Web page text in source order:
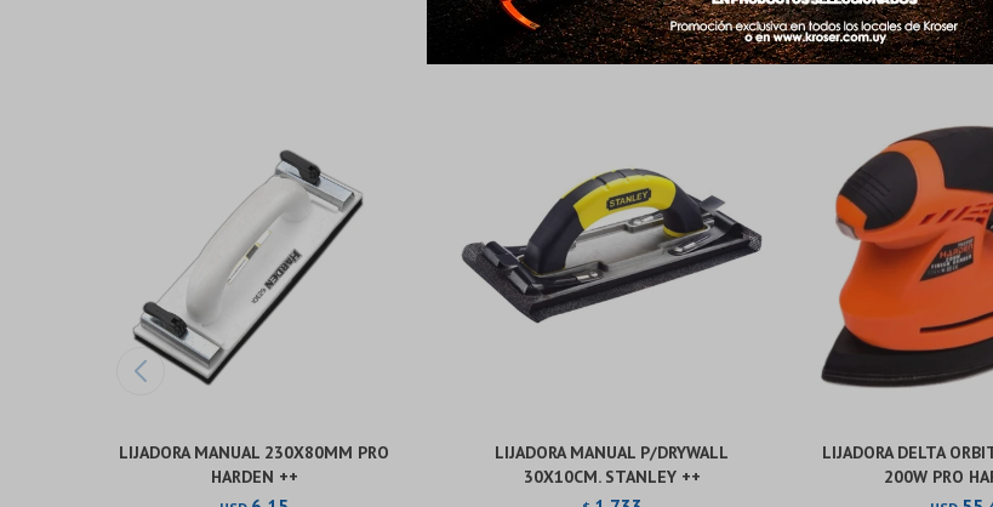
Productos que te pueden interesar
LIJADORA MANUAL 230X80MM PRO
HARDEN ++
LIJADORA MANUAL P/DRYWALL
30X10CM. STANLEY ++
LIJADORA DELTA
200W PRO
Día Mes Año
Continuar
Día Mes Año
Continuar